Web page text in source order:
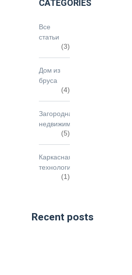
CATEGORIES
Все
статьи
(3)
Дом из
бруса
(4)
Загородная
недвижимость
(5)
Каркасная
технология
(1)
Recent posts